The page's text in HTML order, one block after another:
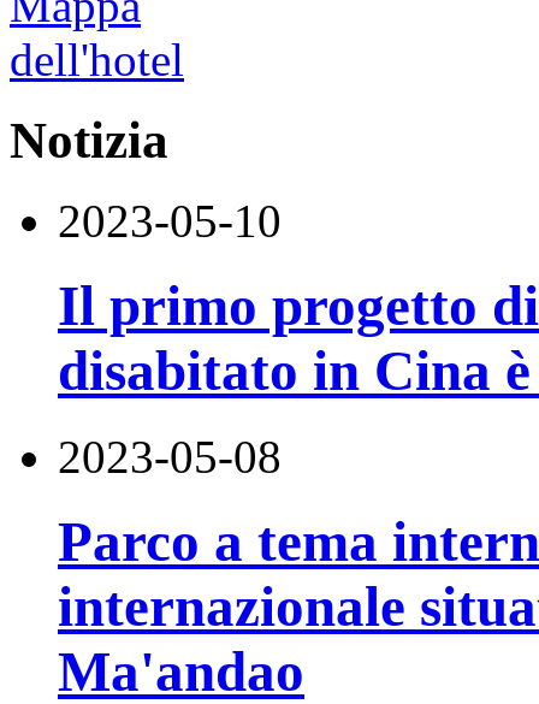
Notizia
2023-05-10
Il primo progetto
disabitato in Cina
2023-05-08
Parco a tema
internazionale
Ma'andao